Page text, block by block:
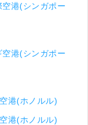
港(シンガポー
港(シンガポー
港(ホノルル)
港(ホノルル)